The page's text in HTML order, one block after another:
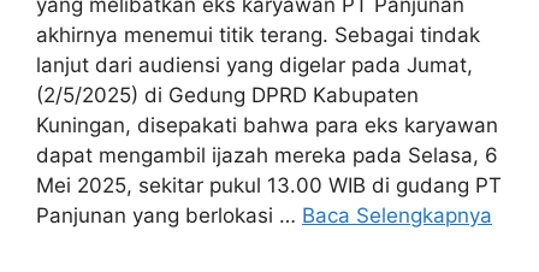
yang melibatkan eks karyawan PT Panjunan
akhirnya menemui titik terang. Sebagai tindak
lanjut dari audiensi yang digelar pada Jumat,
(2/5/2025) di Gedung DPRD Kabupaten
Kuningan, disepakati bahwa para eks karyawan
dapat mengambil ijazah mereka pada Selasa, 6
Mei 2025, sekitar pukul 13.00 WIB di gudang PT
Panjunan yang berlokasi … Baca Selengkapnya